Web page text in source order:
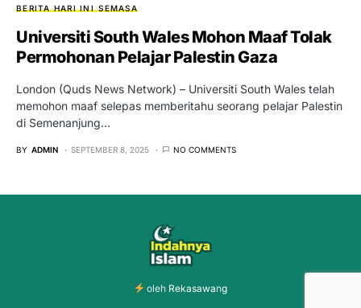
BERITA HARI INI SEMASA
Universiti South Wales Mohon Maaf Tolak
Permohonan Pelajar Palestin Gaza
London (Quds News Network) – Universiti South Wales telah
memohon maaf selepas memberitahu seorang pelajar Palestin
di Semenanjung…
BY ADMIN SEPTEMBER 8, 2025 NO COMMENTS
oleh Rekasawang